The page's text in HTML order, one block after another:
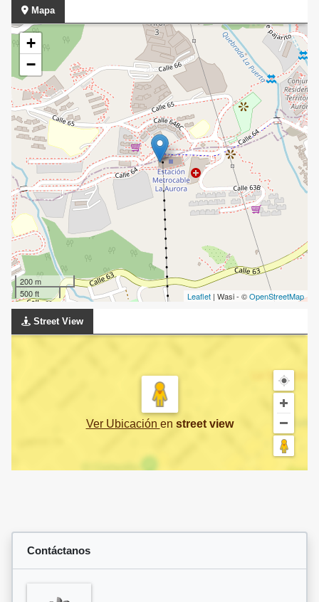
Mapa
+
−
200 m
500 ft
Leaflet | Wasi - ©OpenStreetMap
Street View
Ver Ubicación en street view
Contáctanos